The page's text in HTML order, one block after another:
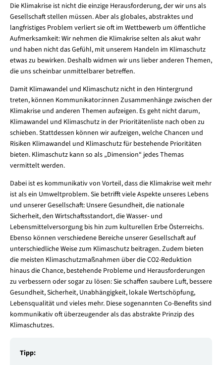
Die Klimakrise ist nicht die einzige Herausforderung, der wir uns als
Gesellschaft stellen müssen. Aber als globales, abstraktes und
langfristiges Problem verliert sie oft im Wettbewerb um öffentliche
Aufmerksamkeit: Wir nehmen die Klimakrise selten als akut wahr
und haben nicht das Gefühl, mit unserem Handeln im Klimaschutz
etwas zu bewirken. Deshalb widmen wir uns lieber anderen Themen,
die uns scheinbar unmittelbarer betreffen.
Damit Klimawandel und Klimaschutz nicht in den Hintergrund
treten, können Kommunikator:innen Zusammenhänge zwischen der
Klimakrise und anderen Themen aufzeigen. Es geht nicht darum,
Klimawandel und Klimaschutz in der Prioritätenliste nach oben zu
schieben. Stattdessen können wir aufzeigen, welche Chancen und
Risiken Klimawandel und Klimaschutz für bestehende Prioritäten
bieten. Klimaschutz kann so als „Dimension“ jedes Themas
vermittelt werden.
Dabei ist es kommunikativ von Vorteil, dass die Klimakrise weit mehr
ist als ein Umweltproblem. Sie betrifft viele Aspekte unseres Lebens
und unserer Gesellschaft: Unsere Gesundheit, die nationale
Sicherheit, den Wirtschaftsstandort, die Wasser- und
Lebensmittelversorgung bis hin zum kulturellen Erbe Österreichs.
Ebenso können verschiedene Bereiche unserer Gesellschaft auf
unterschiedliche Weise zum Klimaschutz beitragen. Zudem bieten
die meisten Klimaschutzmaßnahmen über die CO2-Reduktion
hinaus die Chance, bestehende Probleme und Herausforderungen
zu verbessern oder sogar zu lösen: Sie schaffen saubere Luft, bessere
Gesundheit, Sicherheit, Unabhängigkeit, lokale Wertschöpfung,
Lebensqualität und vieles mehr. Diese sogenannten Co-Benefits sind
kommunikativ oft überzeugender als das abstrakte Prinzip des
Klimaschutzes.
Tipp: